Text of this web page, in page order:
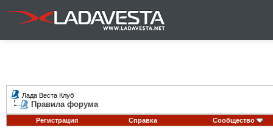
Лада Веста Клуб
Правила форума
Регистрация Справка Сообщество